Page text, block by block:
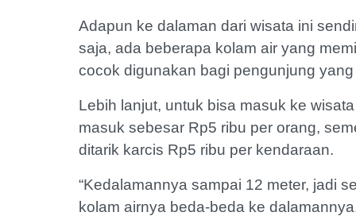
Adapun ke dalaman dari wisata ini
saja, ada beberapa kolam air yang
cocok digunakan bagi pengunjung
Lebih lanjut, untuk bisa masuk ke
masuk sebesar Rp5 ribu per orang,
ditarik karcis Rp5 ribu per kendaraan.
“Kedalamannya sampai 12 meter, jadi
kolam airnya beda-beda ke